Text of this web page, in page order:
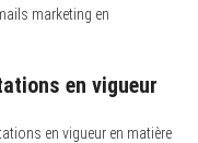
marketing en
en vigueur
en vigueur en matière